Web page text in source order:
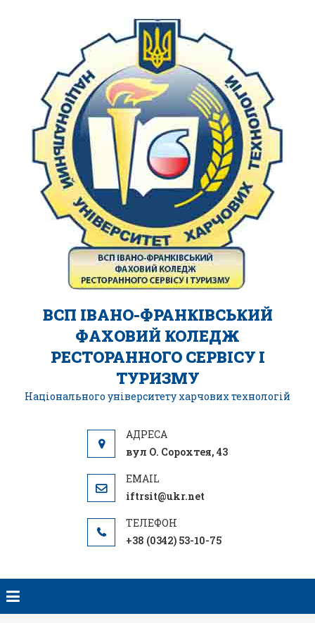
ВСП ІВАНО-ФРАНКІВСЬКИЙ
ФАХОВИЙ КОЛЕДЖ
РЕСТОРАННОГО СЕРВІСУ І
ТУРИЗМУ
Національного університету харчових технологій
вул О. Сорохтея, 43
iftrsit@ukr.net
+38 (0342) 53-10-75